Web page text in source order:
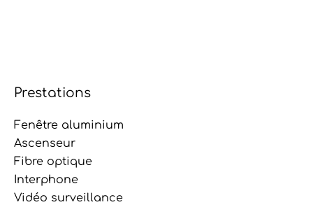
Prestations
Fenêtre aluminium
Ascenseur
Fibre optique
Interphone
Vidéo surveillance